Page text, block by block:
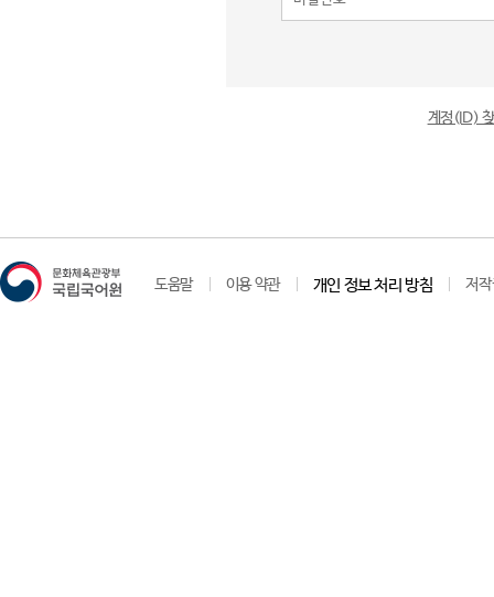
계정(ID)
도움말 이용 약관 개인 정보 처리 방침 저